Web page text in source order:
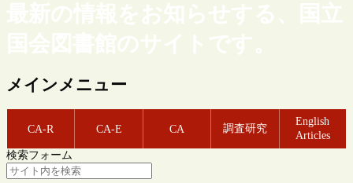
最新の情報をお知らせする、国立
国会図書館のサイトです。
メインメニュー
CA-R CA-E CA 調査研究
English
Articles
検索フォーム